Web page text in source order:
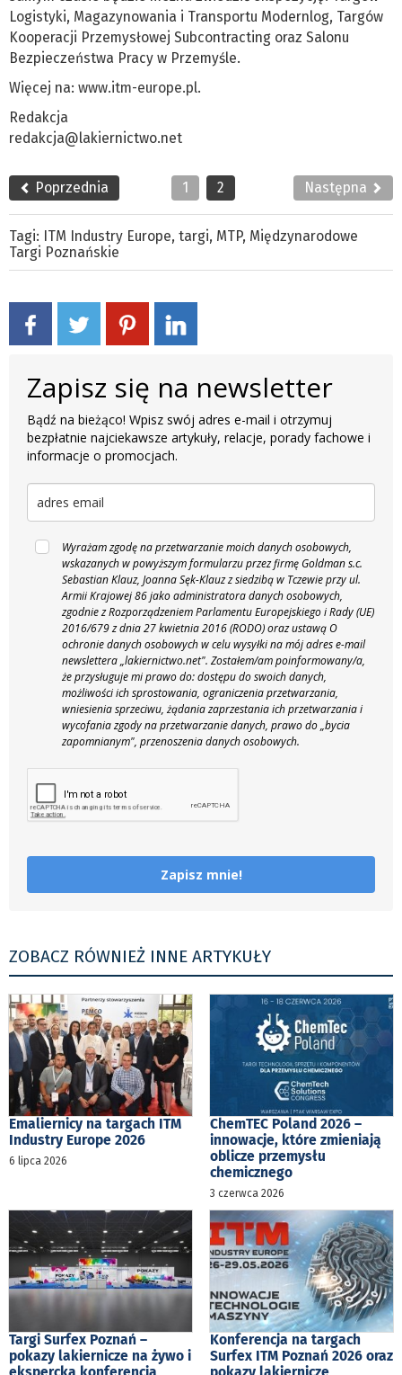
Logistyki, Magazynowania i Transportu Modernlog, Targów
Kooperacji Przemysłowej Subcontracting oraz Salonu
Bezpieczeństwa Pracy w Przemyśle.
Więcej na: www.itm-europe.pl.
Redakcja
redakcja@lakiernictwo.net
Poprzednia 1 2 Następna
Tagi: ITM Industry Europe, targi, MTP, Międzynarodowe
Targi Poznańskie
Zapisz się na newsletter
Bądź na bieżąco! Wpisz swój adres e-mail i otrzymuj
bezpłatnie najciekawsze artykuły, relacje, porady fachowe i
informacje o promocjach.
Wyrażam zgodę na przetwarzanie moich danych osobowych,
wskazanych w powyższym formularzu przez firmę Goldman s.c.
Sebastian Klauz, Joanna Sęk-Klauz z siedzibą w Tczewie przy ul.
Armii Krajowej 86 jako administratora danych osobowych,
zgodnie z Rozporządzeniem Parlamentu Europejskiego i Rady (UE)
2016/679 z dnia 27 kwietnia 2016 (RODO) oraz ustawą O
ochronie danych osobowych w celu wysyłki na mój adres e-mail
newslettera „lakiernictwo.net". Zostałem/am poinformowany/a,
że przysługuje mi prawo do: dostępu do swoich danych,
możliwości ich sprostowania, ograniczenia przetwarzania,
wniesienia sprzeciwu, żądania zaprzestania ich przetwarzania i
wycofania zgody na przetwarzanie danych, prawo do „bycia
zapomnianym", przenoszenia danych osobowych.
Zapisz mnie!
ZOBACZ RÓWNIEŻ INNE ARTYKUŁY
Emaliernicy na targach ITM
Industry Europe 2026
6 lipca 2026
ChemTEC Poland 2026 –
innowacje, które zmieniają
oblicze przemysłu
chemicznego
3 czerwca 2026
Targi Surfex Poznań –
pokazy lakiernicze na żywo i
Konferencja na targach
Surfex ITM Poznań 2026 oraz